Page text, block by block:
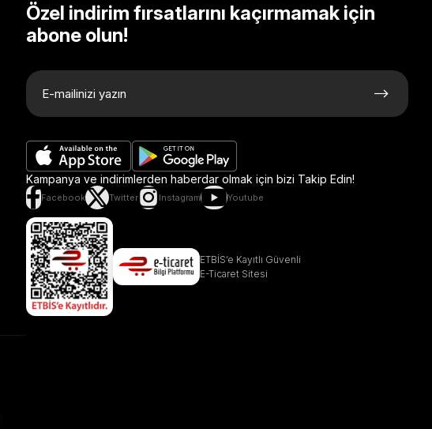
Özel indirim fırsatlarını kaçırmamak için
abone olun!
Kampanya ve indirimlerden haberdar olmak için bizi Takip Edin!
Facebook Twitter Instagram Youtube
ETBİS’e Kayıtlı Güvenli
E-Ticaret Sitesi